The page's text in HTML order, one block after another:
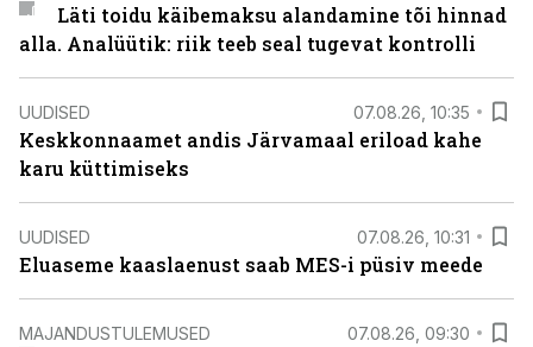
Läti toidu käibemaksu alandamine tõi hinnad
alla. Analüütik: riik teeb seal tugevat kontrolli
UUDISED 07.08.26, 10:35
Keskkonnaamet andis Järvamaal eriload kahe
karu küttimiseks
UUDISED 07.08.26, 10:31
Eluaseme kaaslaenust saab MES-i püsiv meede
MAJANDUSTULEMUSED 07.08.26, 09:30